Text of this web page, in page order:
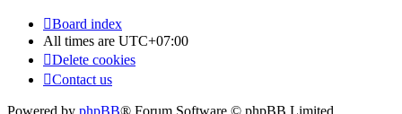
Board index
All times are UTC+07:00
Delete cookies
Contact us